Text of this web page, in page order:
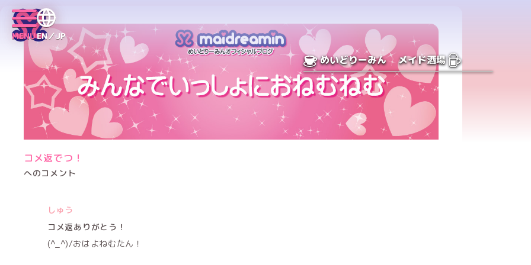
MENUEN／JP
めいどりーみん メイド酒場
コメ返でつ！
へのコメント
しゅう
コメ返ありがとう！
(^_^)/おはよねむたん！